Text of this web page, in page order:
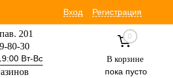
Вход Регистрация
201
80-30
Вт-Вс
0
В корзине
пока пусто